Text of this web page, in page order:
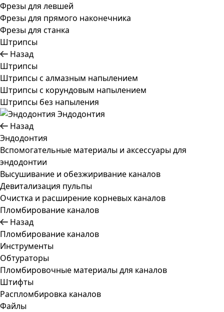
Фрезы для левшей
Фрезы для прямого наконечника
Фрезы для станка
Штрипсы
Назад
Штрипсы
Штрипсы c алмазным напылением
Штрипсы c корундовым напылением
Штрипсы без напыления
Эндодонтия
Назад
Эндодонтия
Вспомогательные материалы и аксессуары для
эндодонтии
Высушивание и обезжиривание каналов
Девитализация пульпы
Очистка и расширение корневых каналов
Пломбирование каналов
Назад
Пломбирование каналов
Инструменты
Обтураторы
Пломбировочные материалы для каналов
Штифты
Распломбировка каналов
Файлы